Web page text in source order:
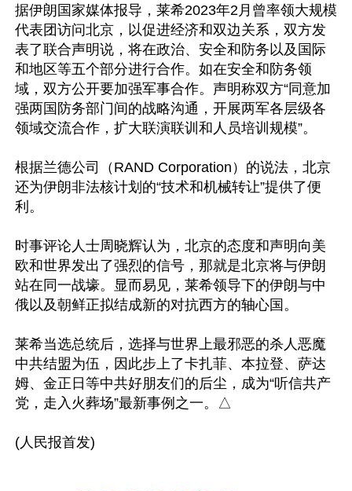
据伊朗国家媒体报导，莱希2023年2月曾率领大规模
代表团访问北京，以促进经济和双边关系，双方发
表了联合声明说，将在政治、安全和防务以及国际
和地区等五个部分进行合作。如在安全和防务领
域，双方公开要加强军事合作。声明称双方“同意加
强两国防务部门间的战略沟通，开展两军各层级各
领域交流合作，扩大联演联训和人员培训规模”。
根据兰德公司（RAND Corporation）的说法，北京
还为伊朗非法核计划的“技术和机械转让”提供了便
利。
时事评论人士周晓辉认为，北京的态度和声明向美
欧和世界发出了强烈的信号，那就是北京将与伊朗
站在同一战壕。显而易见，莱希领导下的伊朗与中
俄以及朝鲜正拟结成新的对抗西方的轴心国。
莱希当选总统后，选择与世界上最邪恶的杀人恶魔
中共结盟为伍，因此步上了卡扎菲、本拉登、萨达
姆、金正日等中共好朋友们的后尘，成为“听信共产
党，走入火葬场”最新事例之一。△